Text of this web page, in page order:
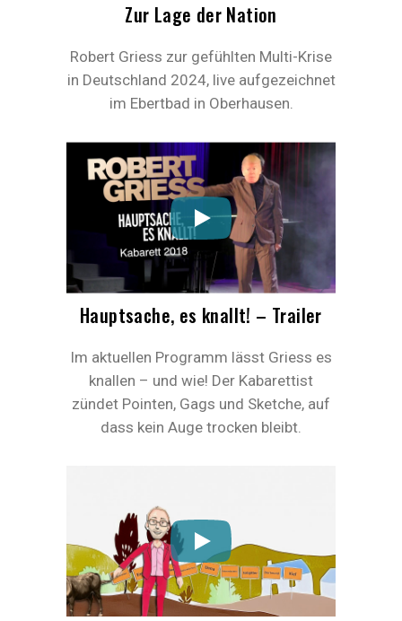
Zur Lage der Nation
Robert Griess zur gefühlten Multi-Krise
in Deutschland 2024, live aufgezeichnet
im Ebertbad in Oberhausen.
Hauptsache, es knallt! – Trailer
Im aktuellen Programm lässt Griess es
knallen – und wie! Der Kabarettist
zündet Pointen, Gags und Sketche, auf
dass kein Auge trocken bleibt.